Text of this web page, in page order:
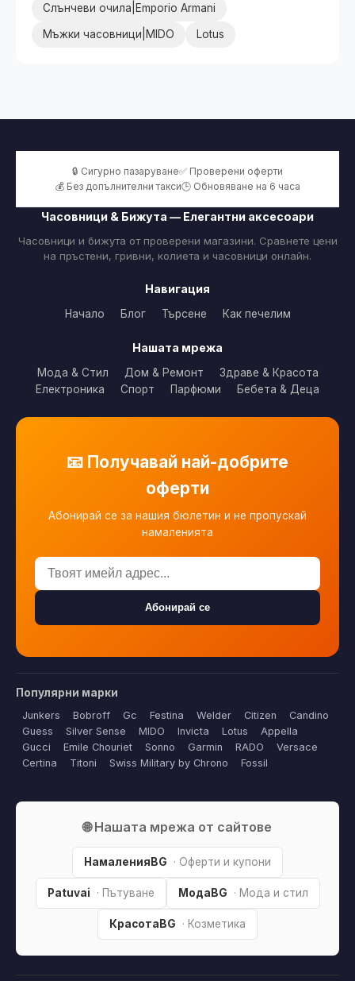
Слънчеви очила|Emporio Armani
Мъжки часовници|MIDO Lotus
🔒 Сигурно пазаруване✅ Проверени оферти
💰 Без допълнителни такси🕒 Обновяване на 6 часа
Часовници & Бижута — Елегантни аксесоари
Часовници и бижута от проверени магазини. Сравнете цени
на пръстени, гривни, колиета и часовници онлайн.
Навигация
Начало Блог Търсене Как печелим
Нашата мрежа
Мода & Стил Дом & Ремонт
Здраве & Красота
Електроника
Спорт Парфюми Бебета & Деца
📧 Получавай най-добрите
оферти
Абонирай се за нашия бюлетин и не пропускай
намаленията
Абонирай се
Популярни марки
Junkers Bobroff Gc Festina Welder Citizen
Candino
Guess
Silver Sense MIDO Invicta Lotus
Appella
Gucci
Emile Chouriet Sonno Garmin RADO
Versace
Certina
Titoni Swiss Military by Chrono Fossil
🌐 Нашата мрежа от сайтове
НамаленияBG · Оферти и купони
Patuvai · Пътуване МодаBG · Мода и стил
КрасотаBG · Козметика